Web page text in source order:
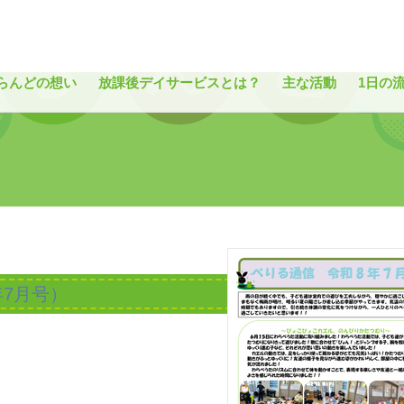
んどの想い 放課後デイサービスとは？ 主な活動 1日の
月号）